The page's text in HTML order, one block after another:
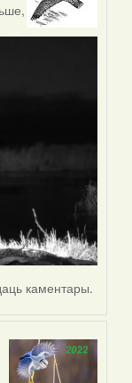
каментары.